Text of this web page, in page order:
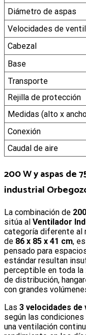
Diámetro de aspas
Velocidades de
Cabezal
Base
Transporte
Rejilla de protección
Medidas (alto x
Conexión
Caudal de aire
200 W y aspas de
industrial
La combinación de
sitúa al Ventilador
categoría diferente al
de 86 x 85 x 41 cm,
pensado para
estándar resultan
perceptible en toda la
de distribución,
con grandes
Las 3 velocidades de
según las
una ventilación